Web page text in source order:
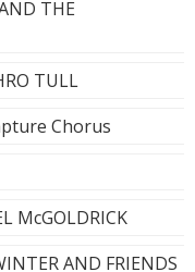
THE
TULL
Chorus
McGOLDRICK
AND FRIENDS